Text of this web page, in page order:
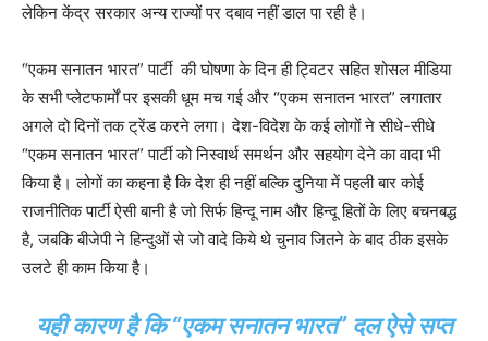
लेकिन केंद्र सरकार अन्य राज्यों पर दबाव नहीं डाल पा रही है।
“एकम सनातन भारत” पार्टी की घोषणा के दिन ही ट्विटर सहित शोसल मीडिया
के सभी प्लेटफार्मों पर इसकी धूम मच गई और “एकम सनातन भारत” लगातार
अगले दो दिनों तक ट्रेंड करने लगा। देश-विदेश के कई लोगों ने सीधे-सीधे
“एकम सनातन भारत” पार्टी को निस्वार्थ समर्थन और सहयोग देने का वादा भी
किया है। लोगों का कहना है कि देश ही नहीं बल्कि दुनिया में पहली बार कोई
राजनीतिक पार्टी ऐसी बानी है जो सिर्फ हिन्दू नाम और हिन्दू हितों के लिए बचनबद्ध
है, जबकि बीजेपी ने हिन्दुओं से जो वादे किये थे चुनाव जितने के बाद ठीक इसके
उलटे ही काम किया है।
यही कारण है कि “एकम सनातन भारत” दल ऐसे सप्त